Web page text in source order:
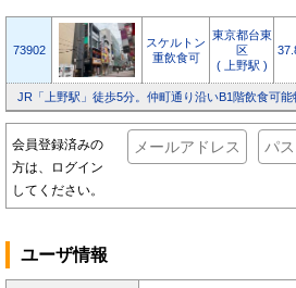
73902
スケルトン
重飲食可
東京都台東
区
( 上野駅 )
JR「上野駅」徒歩5分。仲町通り沿いB1階飲食可
会員登録済みの
方は、ログイン
してください。
ユーザ情報